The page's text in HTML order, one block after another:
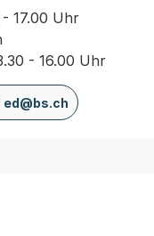
17.00 Uhr
- 16.00 Uhr
ed@bs.ch